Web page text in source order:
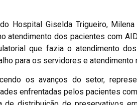
Hospital Giselda Trigueiro,
atendimento dos pacientes com
que fazia o atendimento
para os servidores e atendimento
os avanços do setor,
enfrentadas pelos pacientes